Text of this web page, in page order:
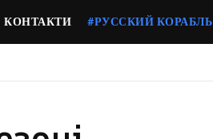
КОНТАКТИ #РУССКИЙ КОРАБЛЬ